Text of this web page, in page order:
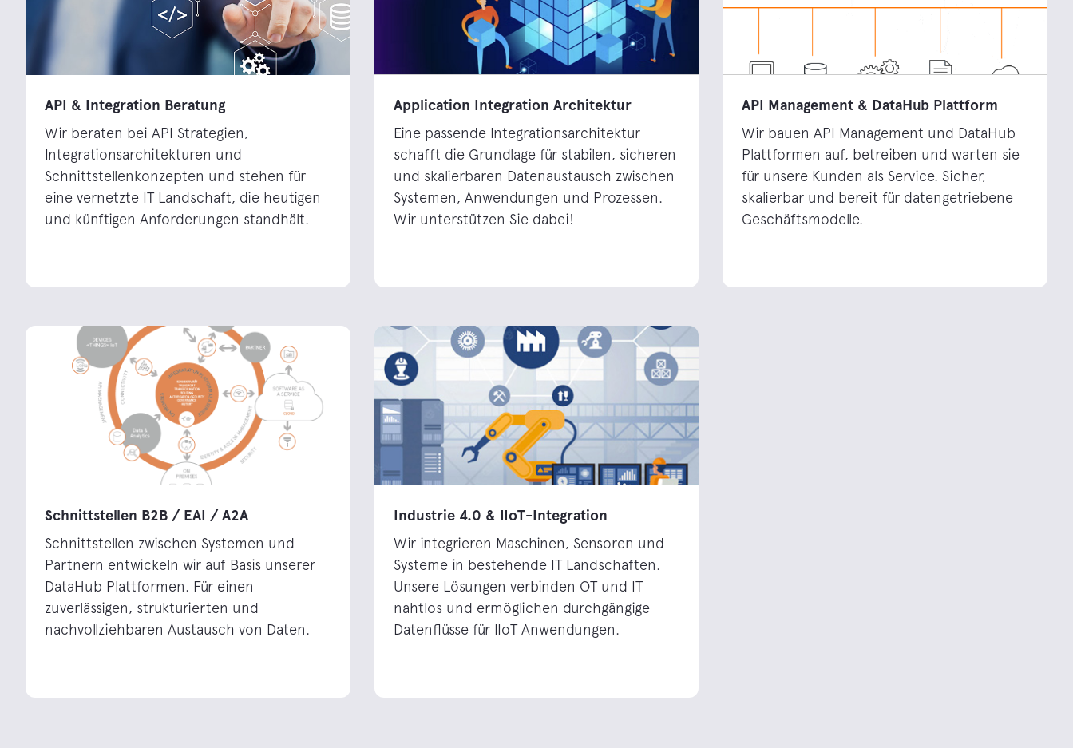
API & Integration Beratung
Wir beraten bei API Strategien,
Integrationsarchitekturen und
Schnittstellenkonzepten und stehen für
eine vernetzte IT Landschaft, die heutigen
und künftigen Anforderungen standhält.
Application Integration Architektur
Eine passende Integrationsarchitektur
schafft die Grundlage für stabilen, sicheren
und skalierbaren Datenaustausch zwischen
Systemen, Anwendungen und Prozessen.
Wir unterstützen Sie dabei!
API Management & DataHub Plattform
Wir bauen API Management und DataHub
Plattformen auf, betreiben und warten sie
für unsere Kunden als Service. Sicher,
skalierbar und bereit für datengetriebene
Geschäftsmodelle.
Schnittstellen B2B / EAI / A2A
Schnittstellen zwischen Systemen und
Partnern entwickeln wir auf Basis unserer
DataHub Plattformen. Für einen
zuverlässigen, strukturierten und
nachvollziehbaren Austausch von Daten.
Industrie 4.0 & IIoT-Integration
Wir integrieren Maschinen, Sensoren und
Systeme in bestehende IT Landschaften.
Unsere Lösungen verbinden OT und IT
nahtlos und ermöglichen durchgängige
Datenflüsse für IIoT Anwendungen.